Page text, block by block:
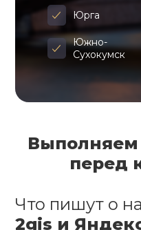
Юрга
Южно-
Сухокумск
Выполняем
перед
Что пишут о
2gis и